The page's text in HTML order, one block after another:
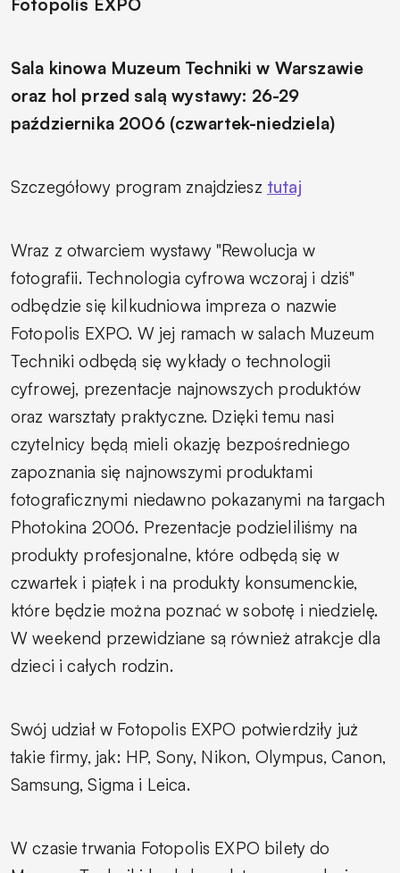
Fotopolis EXPO
Sala kinowa Muzeum Techniki w Warszawie
oraz hol przed salą wystawy: 26-29
października 2006 (czwartek-niedziela)
Szczegółowy program znajdziesz tutaj
Wraz z otwarciem wystawy "Rewolucja w
fotografii. Technologia cyfrowa wczoraj i dziś"
odbędzie się kilkudniowa impreza o nazwie
Fotopolis EXPO. W jej ramach w salach Muzeum
Techniki odbędą się wykłady o technologii
cyfrowej, prezentacje najnowszych produktów
oraz warsztaty praktyczne. Dzięki temu nasi
czytelnicy będą mieli okazję bezpośredniego
zapoznania się najnowszymi produktami
fotograficznymi niedawno pokazanymi na targach
Photokina 2006. Prezentacje podzieliliśmy na
produkty profesjonalne, które odbędą się w
czwartek i piątek i na produkty konsumenckie,
które będzie można poznać w sobotę i niedzielę.
W weekend przewidziane są również atrakcje dla
dzieci i całych rodzin.
Swój udział w Fotopolis EXPO potwierdziły już
takie firmy, jak: HP, Sony, Nikon, Olympus, Canon,
Samsung, Sigma i Leica.
W czasie trwania Fotopolis EXPO bilety do